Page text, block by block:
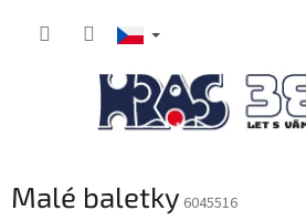
Malé baletky 6045516